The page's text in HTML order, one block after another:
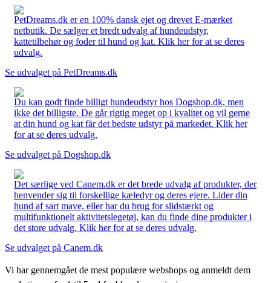
PetDreams.dk er en 100% dansk ejet og drevet E-mærket
netbutik. De sælger et bredt udvalg af hundeudstyr,
kattetilbehør og foder til hund og kat. Klik her for at se deres
udvalg.
Se udvalget på PetDreams.dk
Du kan godt finde billigt hundeudstyr hos Dogshop.dk, men
ikke det billigste. De går rigtig meget op i kvalitet og vil gerne
at din hund og kat får det bedste udstyr på markedet. Klik her
for at se deres udvalg.
Se udvalget på Dogshop.dk
Det særlige ved Canem.dk er det brede udvalg af produkter, der
henvender sig til forskellige kæledyr og deres ejere. Lider din
hund af sart mave, eller har du brug for slidstærkt og
multifunktionelt aktivitetslegetøj, kan du finde dine produkter i
det store udvalg. Klik her for at se deres udvalg.
Se udvalget på Canem.dk
Vi har gennemgået de mest populære webshops og anmeldt dem